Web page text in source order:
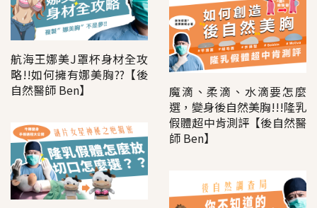
航海王娜美J罩杯身材全攻
略!!如何擁有娜美胸??【後
自然醫師 Ben】
魔滴、柔滴、水滴要怎麼
選，變身後自然美胸!!!隆乳
假體超中肯測評【後自然醫
師 Ben】